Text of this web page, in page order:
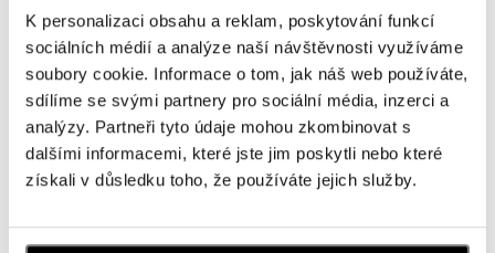
K personalizaci obsahu a reklam, poskytování funkcí
sociálních médií a analýze naší návštěvnosti využíváme
soubory cookie. Informace o tom, jak náš web používáte,
sdílíme se svými partnery pro sociální média, inzerci a
analýzy. Partneři tyto údaje mohou zkombinovat s
dalšími informacemi, které jste jim poskytli nebo které
získali v důsledku toho, že používáte jejich služby.
Přívěsek Andromeda
JENNY HALADA
Prsteň Hydrus beta